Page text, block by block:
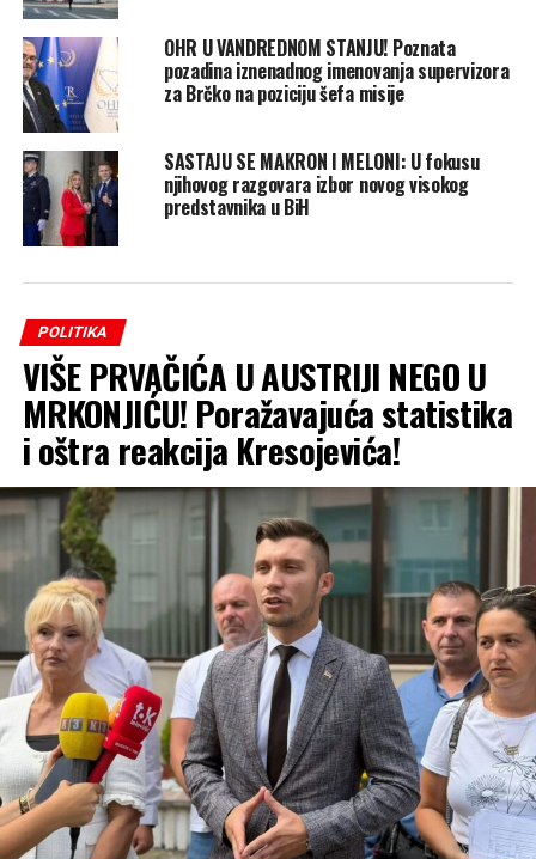
OHR U VANDREDNOM STANJU! Poznata
pozadina iznenadnog imenovanja supervizora
za Brčko na poziciju šefa misije
SASTAJU SE MAKRON I MELONI: U fokusu
njihovog razgovara izbor novog visokog
predstavnika u BiH
POLITIKA
VIŠE PRVAČIĆA U AUSTRIJI NEGO U
MRKONJIĆU! Poražavajuća statistika
i oštra reakcija Kresojevića!